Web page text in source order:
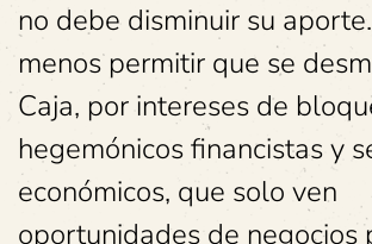
no debe disminuir su
menos permitir que se
Caja, por intereses de
hegemónicos financistas y
económicos, que solo ven
oportunidades de negocios